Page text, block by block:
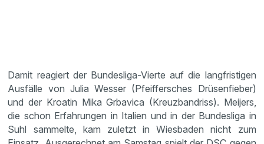
Damit reagiert der Bundesliga-Vierte auf die langfristigen
Ausfälle von Julia Wesser (Pfeiffersches Drüsenfieber)
und der Kroatin Mika Grbavica (Kreuzbandriss). Meijers,
die schon Erfahrungen in Italien und in der Bundesliga in
Suhl sammelte, kam zuletzt in Wiesbaden nicht zum